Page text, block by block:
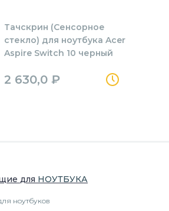
Тачскрин (Сенсорное
стекло) для ноутбука Acer
Aspire Switch 10 черный
2 630,0 ₽
для НОУТБУКА
ноутбуков